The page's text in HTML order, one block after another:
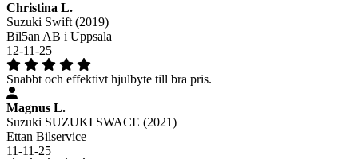
Christina L.
Suzuki Swift (2019)
Bil5an AB i Uppsala
12-11-25
Snabbt och effektivt hjulbyte till bra pris.
Magnus L.
Suzuki SUZUKI SWACE (2021)
Ettan Bilservice
11-11-25